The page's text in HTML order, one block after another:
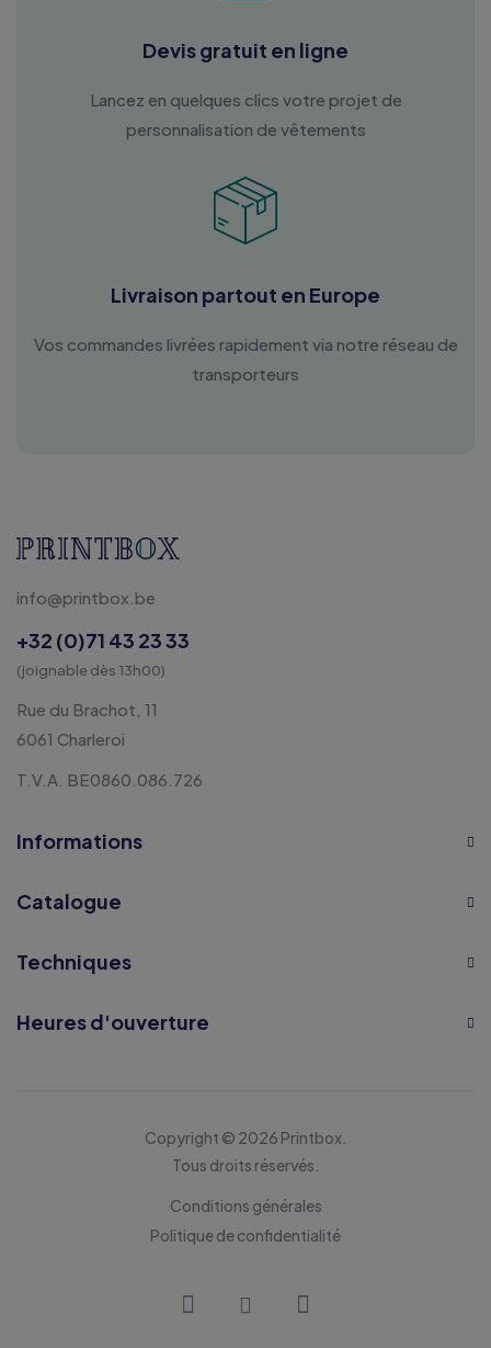
Devis gratuit en ligne
Lancez en quelques clics votre projet de
personnalisation de vêtements
Livraison partout en Europe
Vos commandes livrées rapidement via notre réseau de
transporteurs
info@printbox.be
+32 (0)71 43 23 33
(joignable dès 13h00)
Rue du Brachot, 11
6061 Charleroi
T.V.A. BE0860.086.726
Informations
Catalogue
Techniques
Heures d'ouverture
Copyright © 2026 Printbox.
Tous droits réservés.
Conditions générales
Politique de confidentialité